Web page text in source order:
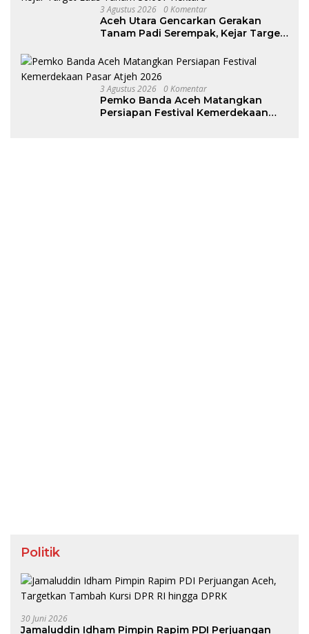
3 Agustus 2026 0 Komentar
Aceh Utara Gencarkan Gerakan
Tanam Padi Serempak, Kejar Target
3 Agustus 2026 0 Komentar
Pemko Banda Aceh Matangkan
Persiapan Festival Kemerdekaan
Politik
30 Juni 2026
Jamaluddin Idham Pimpin Rapim PDI Perjuangan